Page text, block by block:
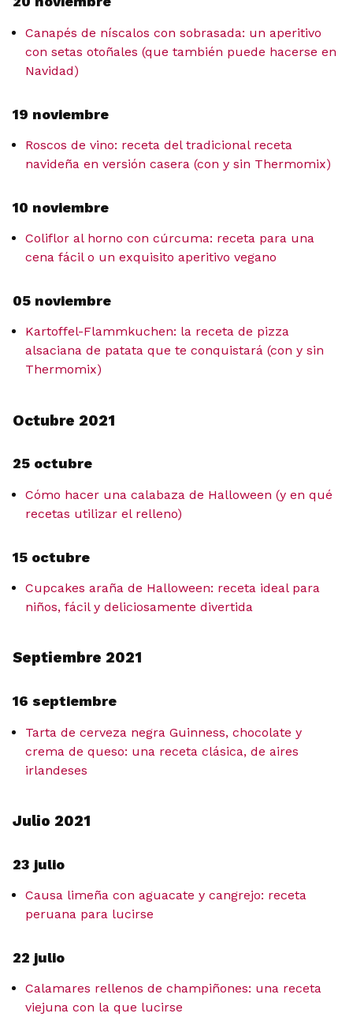
Canapés de níscalos con sobrasada: un aperitivo
con setas otoñales (que también puede hacerse en
Navidad)
19 noviembre
Roscos de vino: receta del tradicional receta
navideña en versión casera (con y sin Thermomix)
10 noviembre
Coliflor al horno con cúrcuma: receta para una
cena fácil o un exquisito aperitivo vegano
05 noviembre
Kartoffel-Flammkuchen: la receta de pizza
alsaciana de patata que te conquistará (con y sin
Thermomix)
Octubre 2021
25 octubre
Cómo hacer una calabaza de Halloween (y en qué
recetas utilizar el relleno)
15 octubre
Cupcakes araña de Halloween: receta ideal para
niños, fácil y deliciosamente divertida
Septiembre 2021
16 septiembre
Tarta de cerveza negra Guinness, chocolate y
crema de queso: una receta clásica, de aires
irlandeses
Julio 2021
23 julio
Causa limeña con aguacate y cangrejo: receta
peruana para lucirse
22 julio
Calamares rellenos de champiñones: una receta
viejuna con la que lucirse